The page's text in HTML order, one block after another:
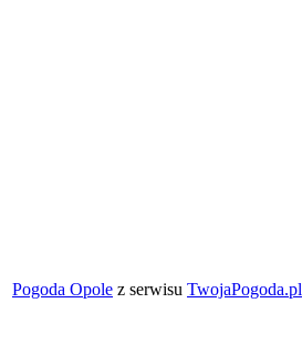
Pogoda Opole z serwisu TwojaPogoda.pl